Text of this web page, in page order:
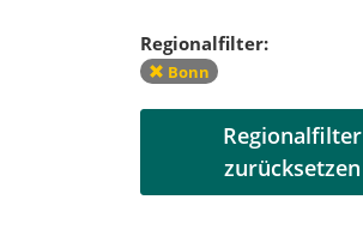
Regionalfilter:
Bonn
Regionalfilter
zurücksetzen